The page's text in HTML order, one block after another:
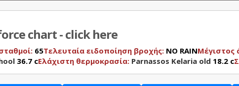
chart - click here
65Τελευταία ειδοποίηση βροχής: NO RAINΜέγιστος
36.7 cΕλάχιστη θερμοκρασία: Parnassos Kelaria old 18.2 c